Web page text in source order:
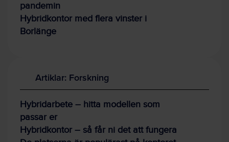
pandemin
Hybridkontor med flera vinster i
Borlänge
Artiklar: Forskning
Hybridarbete – hitta modellen som
passar er
Hybridkontor – så får ni det att fungera